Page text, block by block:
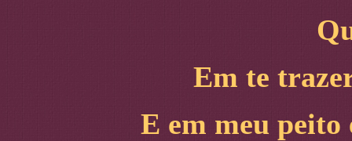
Em te
E em meu peito